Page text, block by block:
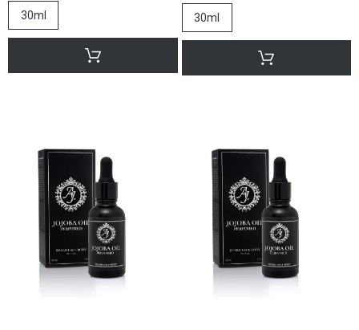
30ml 30ml